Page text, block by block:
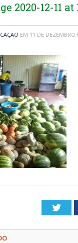
2020-12-11 at
EM 11 DE DEZEMBRO